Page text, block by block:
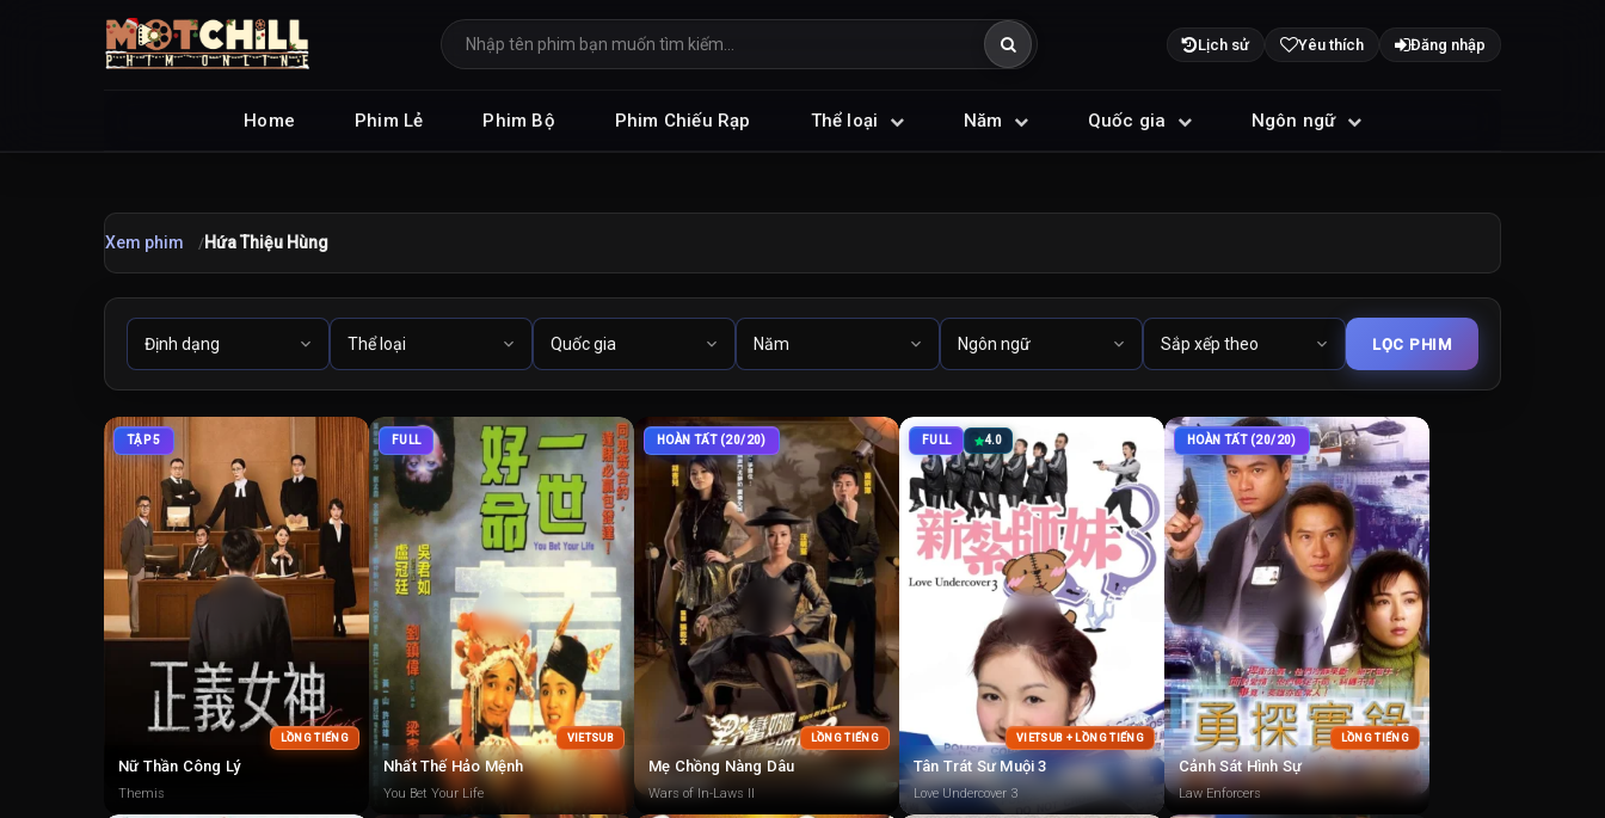
Lịch sử Yêu thích Đăng nhập
Home Phim Lẻ Phim Bộ Phim Chiếu Rạp Thể loại Năm Quốc gia Ngôn ngữ
Xem phim Hứa Thiệu Hùng
TẬP 5
LỒNG TIẾNG
Nữ Thần Công Lý
Themis
FULL
VIETSUB
Nhất Thế Hảo Mệnh
You Bet Your Life
HOÀN TẤT (20/20)
LỒNG TIẾNG
Mẹ Chồng Nàng Dâu
Wars of In-Laws II
FULL 4.0
VIETSUB + LỒNG TIẾNG
Tân Trát Sư Muội 3
Love Undercover 3
HOÀN TẤT (20/20)
LỒNG TIẾNG
Cảnh Sát Hình Sự
Law Enforcers